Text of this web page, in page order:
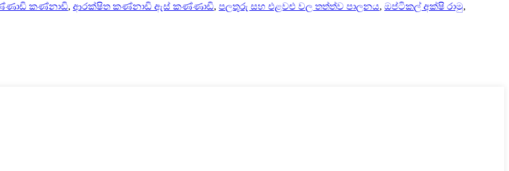
කණ්නාඩි, ආරක්ෂිත කණ්නාඩි ඇස් කණ්ණාඩි, පලතුරු සහ එළවළු වල තත්ත්ව පාලනය, ඔප්ටිකල් අක්ෂි රාමු,